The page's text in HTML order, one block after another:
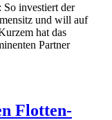
investiert der
und will auf
hat das
Partner
Flotten-